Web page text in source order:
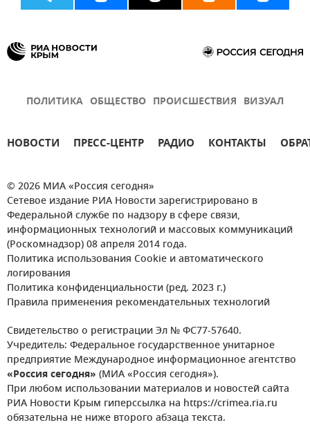
ПОЛИТИКА ОБЩЕСТВО ПРОИСШЕСТВИЯ ВИЗУАЛ
НОВОСТИ ПРЕСС-ЦЕНТР РАДИО КОНТАКТЫ
© 2026 МИА «Россия сегодня»
Сетевое издание РИА Новости зарегистрировано в
Федеральной службе по надзору в сфере связи,
информационных технологий и массовых коммуникаций
(Роскомнадзор) 08 апреля 2014 года.
Политика использования Cookie и автоматического
логирования
Политика конфиденциальности (ред. 2023 г.)
Правила применения рекомендательных технологий
Свидетельство о регистрации Эл № ФС77-57640.
Учредитель: Федеральное государственное унитарное
предприятие Международное информационное агентство
«Россия сегодня» (МИА «Россия сегодня»).
При любом использовании материалов и новостей сайта
РИА Новости Крым гиперссылка на https://crimea.ria.ru
обязательна не ниже второго абзаца текста.